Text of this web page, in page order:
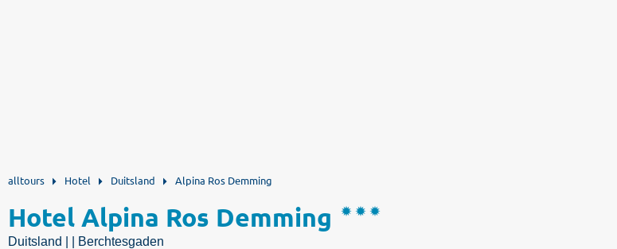
alltours Hotel Duitsland Alpina Ros Demming
Hotel Alpina Ros Demming
Duitsland | | Berchtesgaden